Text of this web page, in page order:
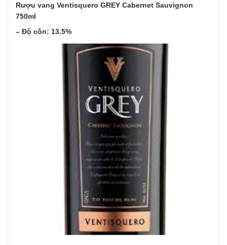
Rượu vang Ventisquero GREY Cabernet Sauvignon
750ml
– Độ cồn: 13.5%